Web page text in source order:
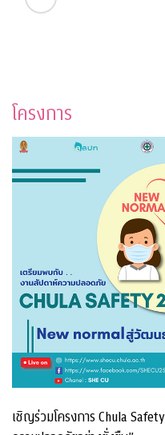
โครงการ
เชิญร่วมโครงการ Chula